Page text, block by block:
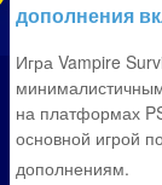
дополнения
Игра Vampire
на платформах
основной игрой
дополнениям.